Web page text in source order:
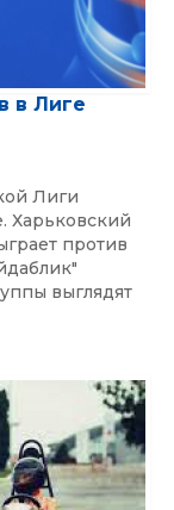
в Лиге
Лиги
Харьковский
против
выглядят